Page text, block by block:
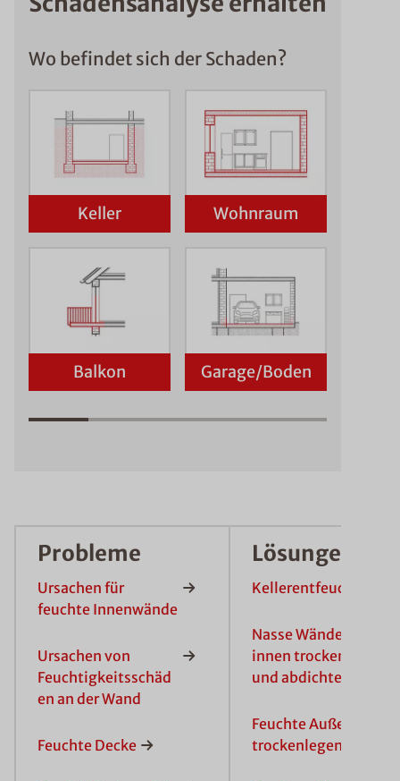
Wo befindet sich der Schaden?
Keller Wohnraum
Balkon Garage/Boden
Probleme
Ursachen für
feuchte Innenwände
Ursachen von
Feuchtigkeitsschäd
en an der Wand
Feuchte Decke
Lösungen
Kellerentfeuchten
Nasse Wände von
innen trockenlegen
und abdichten
Feuchte Außenwand
trockenlegen